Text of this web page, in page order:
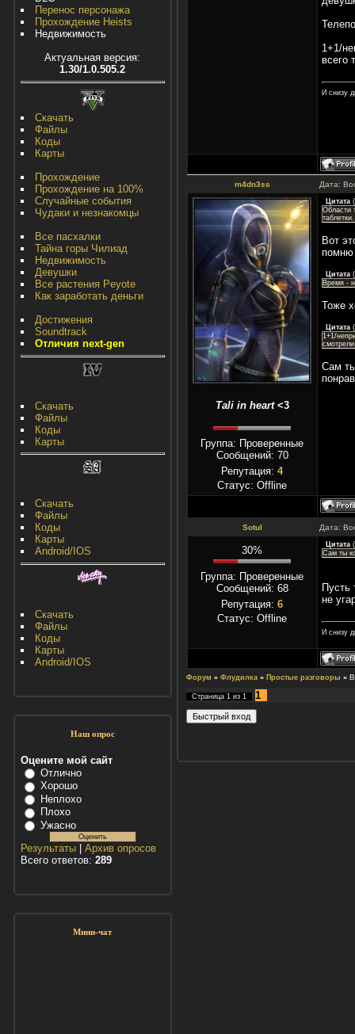
Перенос персонажа
Прохождение Heists
Недвижимость
Актуальная версия:
1.30/1.0.505.2
Скачать
Файлы
Коды
Карты
Прохождение
Прохождение на 100%
Случайные события
Чудаки и незнакомцы
Все пасхалки
Тайна горы Чилиад
Недвижимость
Девушки
Все растения Peyote
Как заработать деньги
Достижения
Soundtrack
Отличия next-gen
Скачать
Файлы
Коды
Карты
Скачать
Файлы
Коды
Карты
Android/IOS
Скачать
Файлы
Коды
Карты
Android/IOS
Наш опрос
Оцените мой сайт
Отлично
Хорошо
Неплохо
Плохо
Ужасно
Результаты| Архив опросов
Всего ответов: 289
Мини-чат
1+1/
всего
И снизу
m4dn3ss Дата:
Tali in heart<3
Группа: Проверенные
Сообщений: 70
Репутация: 4
Статус: Offline
Цитата(
Области
Вот
помню
Цитата(
Время -
Тоже
Цитата(
1+1/
Сам
Sotul Дата:
30%
Группа: Проверенные
Сообщений: 68
Репутация: 6
Статус: Offline
Цитата(
Сам ты
Пусть
не
И снизу
Форум » Флудилка » Простые разговоры »
Страница 1из 1 1